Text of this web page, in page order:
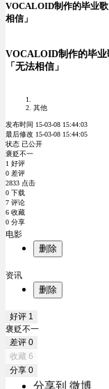
VOCALOID制作的毕业
相信」
VOCALOID制作的毕
「无法相信」
其他
发布时间 15-03-08 15:44:03
最后修改 15-03-08 15:44:05
状态 已公开
褒贬不一
1 好评
0 差评
2833 点击
0 下载
7 评论
6 收藏
0 分享
电影
删除
资讯
删除
好评 1
褒贬不一
差评 0
收藏 6
分享 0
分享到 微博